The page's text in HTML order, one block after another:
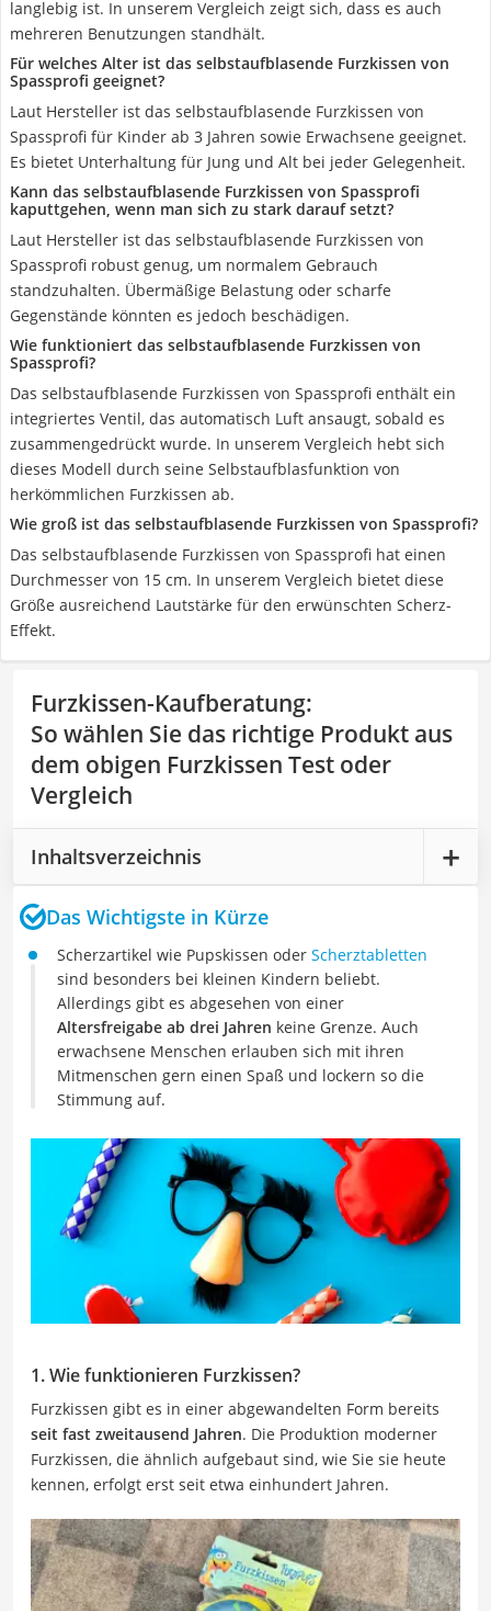
langlebig ist. In unserem Vergleich zeigt sich, dass es auch
mehreren Benutzungen standhält.
Für welches Alter ist das selbstaufblasende Furzkissen von
Spassprofi geeignet?
Laut Hersteller ist das selbstaufblasende Furzkissen von
Spassprofi für Kinder ab 3 Jahren sowie Erwachsene geeignet.
Es bietet Unterhaltung für Jung und Alt bei jeder Gelegenheit.
Kann das selbstaufblasende Furzkissen von Spassprofi
kaputtgehen, wenn man sich zu stark darauf setzt?
Laut Hersteller ist das selbstaufblasende Furzkissen von
Spassprofi robust genug, um normalem Gebrauch
standzuhalten. Übermäßige Belastung oder scharfe
Gegenstände könnten es jedoch beschädigen.
Wie funktioniert das selbstaufblasende Furzkissen von
Spassprofi?
Das selbstaufblasende Furzkissen von Spassprofi enthält ein
integriertes Ventil, das automatisch Luft ansaugt, sobald es
zusammengedrückt wurde. In unserem Vergleich hebt sich
dieses Modell durch seine Selbstaufblasfunktion von
herkömmlichen Furzkissen ab.
Wie groß ist das selbstaufblasende Furzkissen von Spassprofi?
Das selbstaufblasende Furzkissen von Spassprofi hat einen
Durchmesser von 15 cm. In unserem Vergleich bietet diese
Größe ausreichend Lautstärke für den erwünschten Scherz-
Effekt.
Furzkissen-Kaufberatung:
So wählen Sie das richtige Produkt aus
dem obigen Furzkissen Test oder
Vergleich
Inhaltsverzeichnis
Das Wichtigste in Kürze
Scherzartikel wie Pupskissen oder Scherztabletten
sind besonders bei kleinen Kindern beliebt.
Allerdings gibt es abgesehen von einer
Altersfreigabe ab drei Jahren keine Grenze. Auch
erwachsene Menschen erlauben sich mit ihren
Mitmenschen gern einen Spaß und lockern so die
Stimmung auf.
1. Wie funktionieren Furzkissen?
Furzkissen gibt es in einer abgewandelten Form bereits
seit fast zweitausend Jahren. Die Produktion moderner
Furzkissen, die ähnlich aufgebaut sind, wie Sie sie heute
kennen, erfolgt erst seit etwa einhundert Jahren.